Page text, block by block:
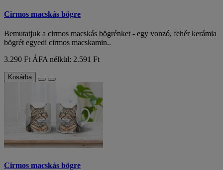
Cirmos macskás bögre
Bemutatjuk a cirmos macskás bögrénket - egy vonzó, fehér kerámia
bögrét egyedi cirmos macskamin..
3.290 FtÁFA nélkül: 2.591 Ft
Kosárba
Cirmos macskás bögre